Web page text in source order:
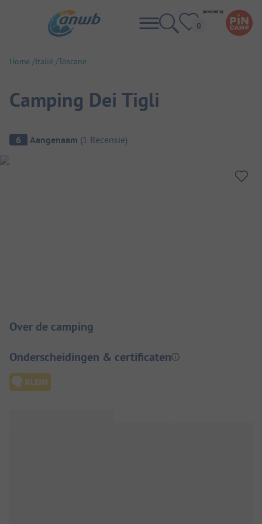
Home Italië Toscane
Camping Dei Tigli
Camping overzicht
6 Aangenaam (1 Recensie)
Over de camping
Onderscheidingen & certificaten